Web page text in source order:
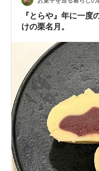
式』（大膳）には 「九
＞、 生栗子＜…
『とらや』年に一
けの栗名月。